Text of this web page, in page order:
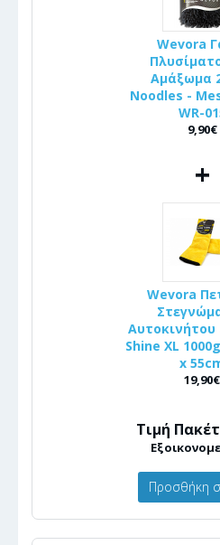
Wevora
Αμάξωμα
Noodles -
WR-
9,90€
+
Wevora
Αυτοκινήτου
Shine XL
x
19,90€
Τιμή
Προσθήκη